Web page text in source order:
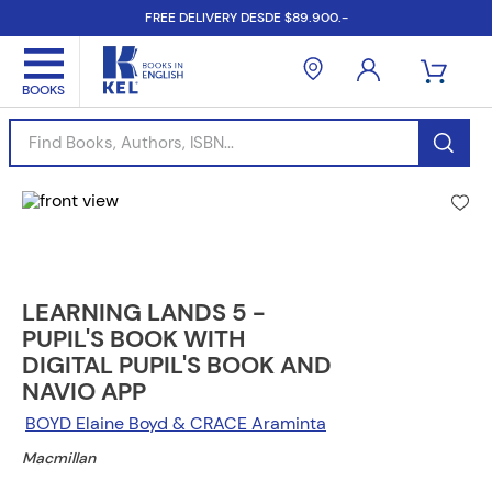
FREE DELIVERY DESDE $89.900.-
Find Books, Authors, ISBN...
LEARNING LANDS 5 -
PUPIL'S BOOK WITH
DIGITAL PUPIL'S BOOK AND
NAVIO APP
BOYD Elaine Boyd & CRACE Araminta
Macmillan